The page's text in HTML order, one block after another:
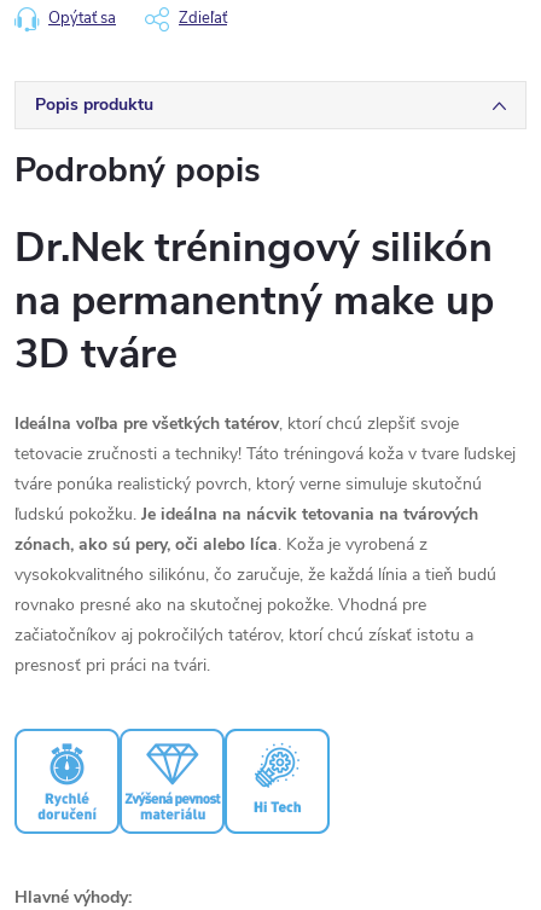
Opýtať sa Zdieľať
Popis produktu
Podrobný popis
Dr.Nek tréningový silikón
na permanentný make up
3D tváre
Ideálna voľba pre všetkých tatérov, ktorí chcú zlepšiť svoje
tetovacie zručnosti a techniky! Táto tréningová koža v tvare ľudskej
tváre ponúka realistický povrch, ktorý verne simuluje skutočnú
ľudskú pokožku. Je ideálna na nácvik tetovania na tvárových
zónach, ako sú pery, oči alebo líca. Koža je vyrobená z
vysokokvalitného silikónu, čo zaručuje, že každá línia a tieň budú
rovnako presné ako na skutočnej pokožke. Vhodná pre
začiatočníkov aj pokročilých tatérov, ktorí chcú získať istotu a
presnosť pri práci na tvári.
Hlavné výhody: